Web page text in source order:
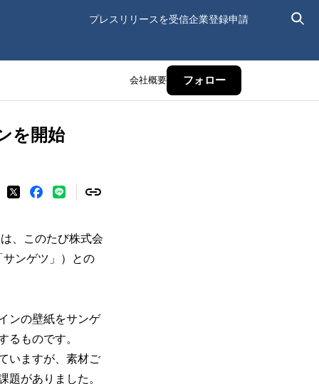
プレスリリースを受信企業登録申請
会社概要 フォロー
を開始
、このたび株式会
ンゲツ」）との
ンの壁紙をサンゲ
るものです。
いますが、素材ご
題がありました。